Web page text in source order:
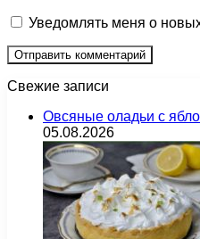
Уведомлять меня о
Свежие записи
Овсяные оладьи с
05.08.2026